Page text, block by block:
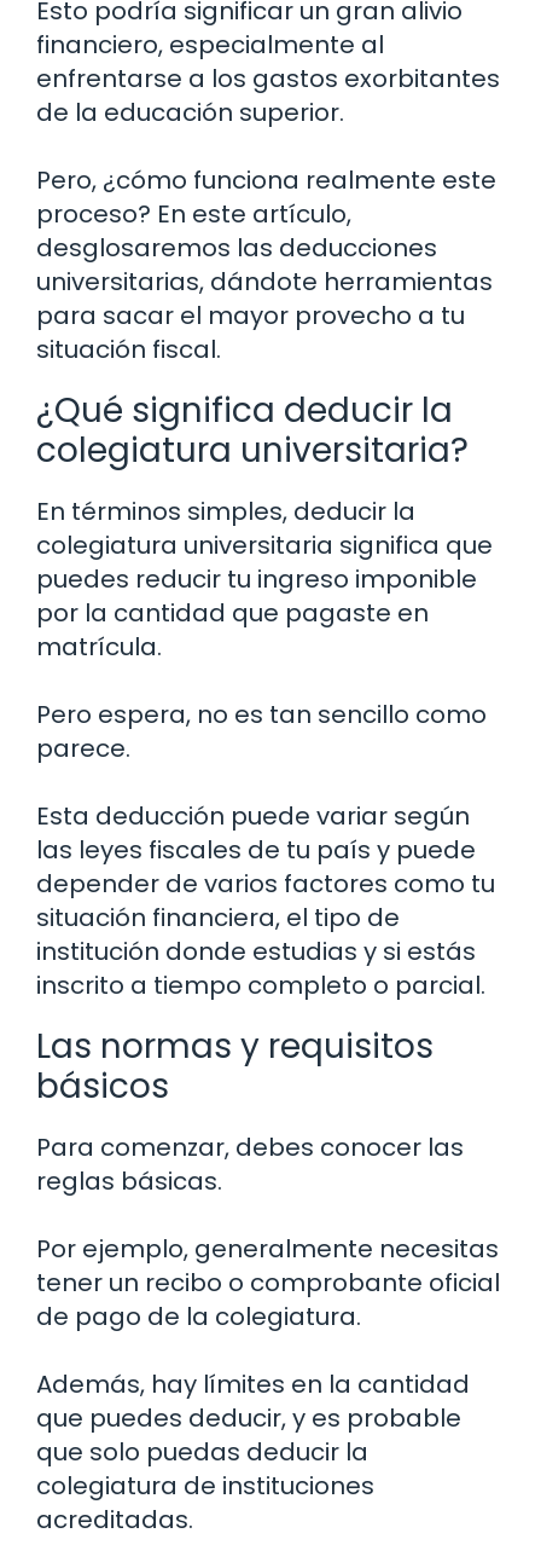
Esto podría significar un gran alivio
financiero, especialmente al
enfrentarse a los gastos exorbitantes
de la educación superior.
Pero, ¿cómo funciona realmente este
proceso? En este artículo,
desglosaremos las deducciones
universitarias, dándote herramientas
para sacar el mayor provecho a tu
situación fiscal.
¿Qué significa deducir la
colegiatura universitaria?
En términos simples, deducir la
colegiatura universitaria significa que
puedes reducir tu ingreso imponible
por la cantidad que pagaste en
matrícula.
Pero espera, no es tan sencillo como
parece.
Esta deducción puede variar según
las leyes fiscales de tu país y puede
depender de varios factores como tu
situación financiera, el tipo de
institución donde estudias y si estás
inscrito a tiempo completo o parcial.
Las normas y requisitos
básicos
Para comenzar, debes conocer las
reglas básicas.
Por ejemplo, generalmente necesitas
tener un recibo o comprobante oficial
de pago de la colegiatura.
Además, hay límites en la cantidad
que puedes deducir, y es probable
que solo puedas deducir la
colegiatura de instituciones
acreditadas.